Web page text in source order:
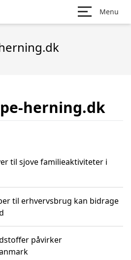
Menu
herning.dk
til sjove familieaktiviteter i
til erhvervsbrug kan bidrage
påvirker